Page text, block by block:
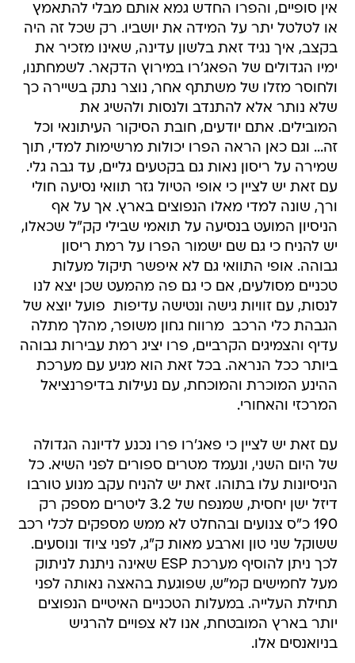
אין סופיים, והפרו החדש גמא אותם מבלי להתאמץ
או לטלטל יתר על המידה את יושביו. רק שכל זה היה
בקצב, איך נגיד זאת בלשון עדינה, שאינו מזכיר את
ימיו הגדולים של הפאג'רו במירוץ הדקאר. לשמחתנו,
ולחוסר מזלו של משתתף אחר, נוצר נתק בשיירה כך
שלא נותר אלא להתנדב ולנסות ולהשיג את
המובילים. אתם יודעים, חובת הסיקור העיתונאי וכל
זה... וגם כאן הראה הפרו יכולות מרשימות למדי, תוך
שמירה על ריסון נאות גם בקטעים גליים, עד גבה גלי.
עם זאת יש לציין כי אופי הטיול גזר תוואי נסיעה חולי
ורך, שונה למדי מאלו הנפוצים בארץ. אך על אף
הניסיון המועט בנסיעה על תואמי שבילי קק"ל שכאלו,
יש להניח כי גם שם ישמור הפרו על רמת ריסון
גבוהה. אופי התוואי גם לא איפשר תיקול מעלות
טכניים מסולעים, אם כי גם פה מהמעט שכן יצא לנו
לנסות, עם זוויות גישה ונטישה עדיפות  פועל יוצא של
הגבהת כלי הרכב  מרווח גחון משופר, מהלך מתלה
עדיף והצמיגים הקרביים, פרו יציג רמת עבירות גבוהה
ביותר ככל הנראה. בכל זאת הוא מגיע עם מערכת
ההינע המוכרת והמוכחת, עם נעילות בדיפרנציאל
המרכזי והאחורי.
עם זאת יש לציין כי פאג'רו פרו נכנע לדיונה הגדולה
של היום השני, ונעמד מטרים ספורים לפני השיא. כל
הניסיונות עלו בתוהו. זאת יש להניח עקב מנוע טורבו
דיזל ישן יחסית, שמנפח של 3.2 ליטרים מספק רק
190 כ"ס צנועים ובהחלט לא ממש מספקים לכלי רכב
ששוקל שני טון וארבע מאות ק"ג, לפני ציוד ונוסעים.
לכך ניתן להוסיף מערכת ESP שאינה ניתנת לניתוק
מעל לחמישים קמ"ש, שפוגעת בהאצה נאותה לפני
תחילת העלייה. במעלות הטכניים האיטיים הנפוצים
יותר בארץ המובטחת, אנו לא צפויים להרגיש
בניואנסים אלו.